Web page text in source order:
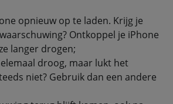
opnieuw op te laden. Krijg je
Ontkoppel je iPhone
langer drogen;
droog, maar lukt het
niet? Gebruik dan een andere